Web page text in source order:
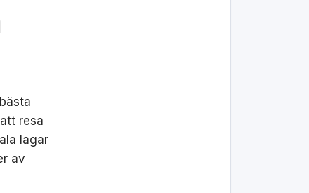
resa
lagar
av